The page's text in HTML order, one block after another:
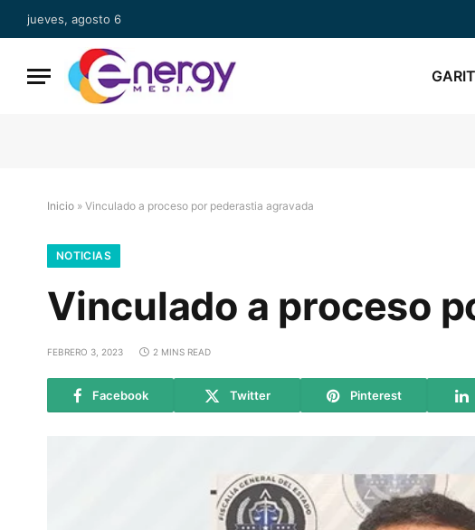
jueves, agosto 6
Inicio » Vinculado a proceso por pederastia agravada
NOTICIAS
Vinculado a proceso
FEBRERO 3, 2023 2 MINS READ
Facebook Twitter Pinterest